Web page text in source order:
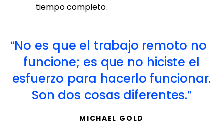
tiempo completo.
No es que el trabajo remoto no
funcione; es que no hiciste el
esfuerzo para hacerlo funcionar.
Son dos cosas diferentes.
MICHAEL GOLD